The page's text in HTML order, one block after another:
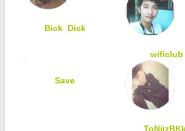
Bick_Dick
wificlub
Save